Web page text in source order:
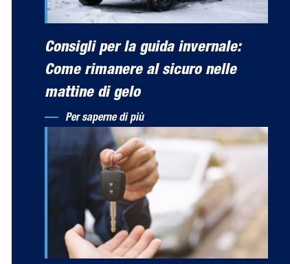
Consigli per la guida invernale:
Come rimanere al sicuro nelle
mattine di gelo
Per saperne di più